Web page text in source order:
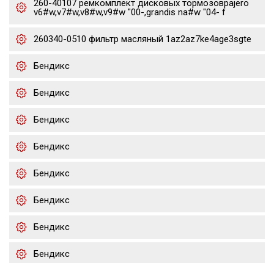
260-40107 ремкомплект дисковых тормозовpajero
v6#w,v7#w,v8#w,v9#w "00-,grandis na#w "04- f
260340-0510 фильтр масляный 1az2az7ke4age3sgte
Бендикс
Бендикс
Бендикс
Бендикс
Бендикс
Бендикс
Бендикс
Бендикс